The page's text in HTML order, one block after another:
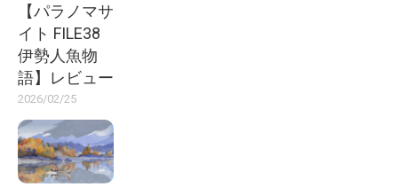
【パラノマサ
イト FILE38
伊勢人魚物
語】レビュー
2026/02/25